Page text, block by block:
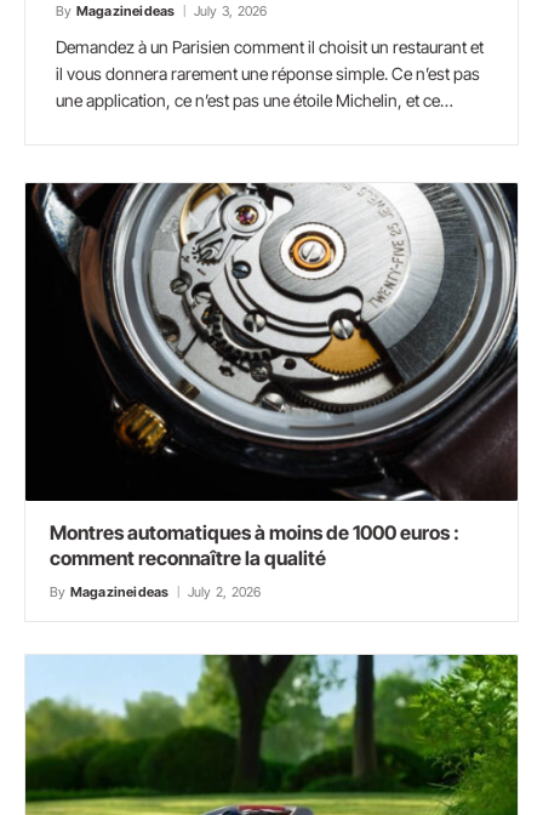
By Magazineideas July 3, 2026
Demandez à un Parisien comment il choisit un restaurant et
il vous donnera rarement une réponse simple. Ce n’est pas
une application, ce n’est pas une étoile Michelin, et ce…
Montres automatiques à moins de 1000 euros :
comment reconnaître la qualité
By Magazineideas July 2, 2026